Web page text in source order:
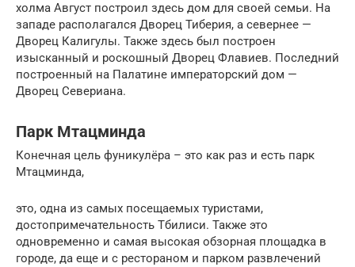
холма Август построил здесь дом для своей семьи. На
западе располагался Дворец Тиберия, а севернее —
Дворец Калигулы. Также здесь был построен
изысканный и роскошный Дворец Флавиев. Последний
построенный на Палатине императорский дом —
Дворец Севериана.
Парк Мтацминда
Конечная цель фуникулёра – это как раз и есть парк
Мтацминда,
это, одна из самых посещаемых туристами,
достопримечательность Тбилиси. Также это
одновременно и самая высокая обзорная площадка в
городе, да еще и с рестораном и парком развлечений